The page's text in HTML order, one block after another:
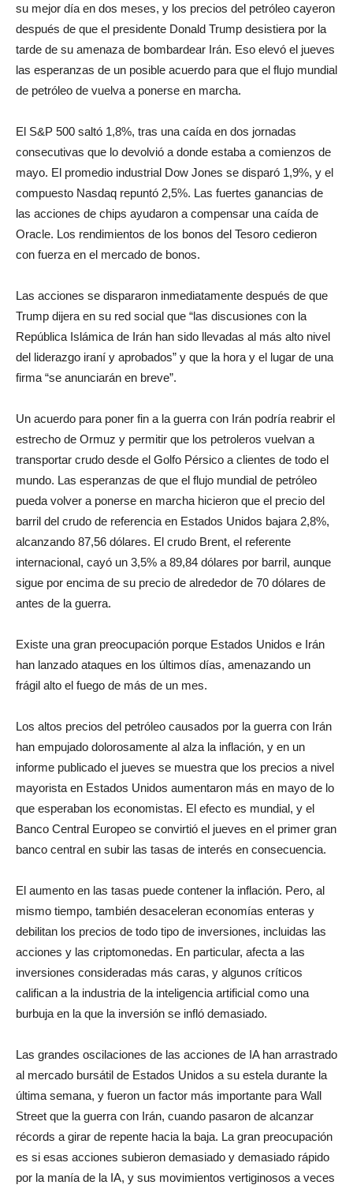
su mejor día en dos meses, y los precios del petróleo cayeron
después de que el presidente Donald Trump desistiera por la
tarde de su amenaza de bombardear Irán. Eso elevó el jueves
las esperanzas de un posible acuerdo para que el flujo mundial
de petróleo de vuelva a ponerse en marcha.
El S&P 500 saltó 1,8%, tras una caída en dos jornadas
consecutivas que lo devolvió a donde estaba a comienzos de
mayo. El promedio industrial Dow Jones se disparó 1,9%, y el
compuesto Nasdaq repuntó 2,5%. Las fuertes ganancias de
las acciones de chips ayudaron a compensar una caída de
Oracle. Los rendimientos de los bonos del Tesoro cedieron
con fuerza en el mercado de bonos.
Las acciones se dispararon inmediatamente después de que
Trump dijera en su red social que “las discusiones con la
República Islámica de Irán han sido llevadas al más alto nivel
del liderazgo iraní y aprobados” y que la hora y el lugar de una
firma “se anunciarán en breve”.
Un acuerdo para poner fin a la guerra con Irán podría reabrir el
estrecho de Ormuz y permitir que los petroleros vuelvan a
transportar crudo desde el Golfo Pérsico a clientes de todo el
mundo. Las esperanzas de que el flujo mundial de petróleo
pueda volver a ponerse en marcha hicieron que el precio del
barril del crudo de referencia en Estados Unidos bajara 2,8%,
alcanzando 87,56 dólares. El crudo Brent, el referente
internacional, cayó un 3,5% a 89,84 dólares por barril, aunque
sigue por encima de su precio de alrededor de 70 dólares de
antes de la guerra.
Existe una gran preocupación porque Estados Unidos e Irán
han lanzado ataques en los últimos días, amenazando un
frágil alto el fuego de más de un mes.
Los altos precios del petróleo causados ​​por la guerra con Irán
han empujado dolorosamente al alza la inflación, y en un
informe publicado el jueves se muestra que los precios a nivel
mayorista en Estados Unidos aumentaron más en mayo de lo
que esperaban los economistas. El efecto es mundial, y el
Banco Central Europeo se convirtió el jueves en el primer gran
banco central en subir las tasas de interés en consecuencia.
El aumento en las tasas puede contener la inflación. Pero, al
mismo tiempo, también desaceleran economías enteras y
debilitan los precios de todo tipo de inversiones, incluidas las
acciones y las criptomonedas. En particular, afecta a las
inversiones consideradas más caras, y algunos críticos
califican a la industria de la inteligencia artificial como una
burbuja en la que la inversión se infló demasiado.
Las grandes oscilaciones de las acciones de IA han arrastrado
al mercado bursátil de Estados Unidos a su estela durante la
última semana, y fueron un factor más importante para Wall
Street que la guerra con Irán, cuando pasaron de alcanzar
récords a girar de repente hacia la baja. La gran preocupación
es si esas acciones subieron demasiado y demasiado rápido
por la manía de la IA, y sus movimientos vertiginosos a veces